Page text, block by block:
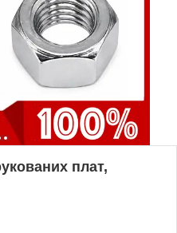
плат,